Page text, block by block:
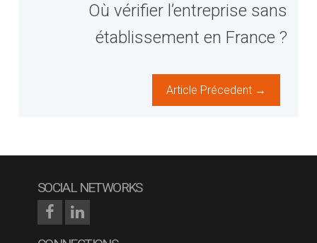
Où vérifier l’entreprise sans
établissement en France ?
Article Précedent →
SOCIAL NETWORKS